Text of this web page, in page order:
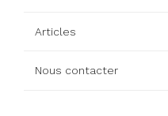
Articles
Nous contacter